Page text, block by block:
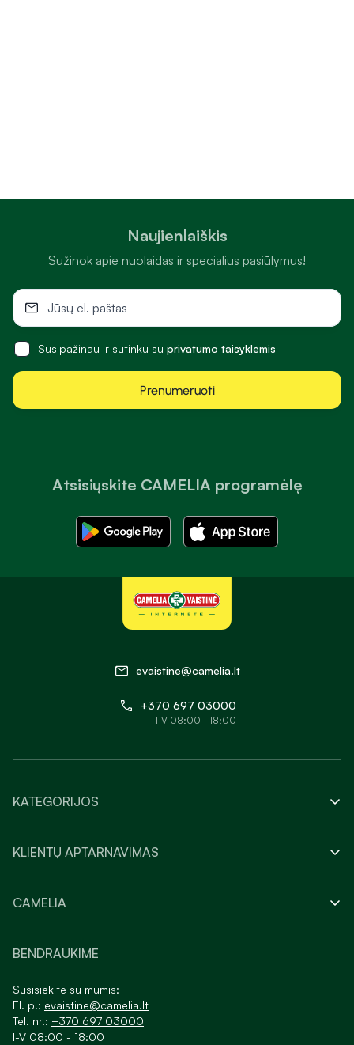
Atsisiųskite CAMELIA programėlę
Naujienlaiškis
Sužinok apie nuolaidas ir specialius pasiūlymus!
Susipažinau ir sutinku su privatumo taisyklėmis
Prenumeruoti
evaistine@camelia.lt
+370 697 03000
I-V 08:00 - 18:00
KATEGORIJOS
KLIENTŲ APTARNAVIMAS
CAMELIA
BENDRAUKIME
Susisiekite su mumis:
El. p.: evaistine@camelia.lt
Tel. nr.: +370 697 03000
I-V 08:00 - 18:00